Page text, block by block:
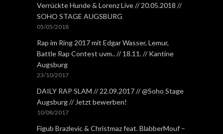
Verrückte Hunde & Lorenz Live // 20.05.2018 //
SOHO STAGE AUGSBURG
05/05/2018
Rap im Ring 2017 mit Edgar Wasser, Lemur,
Battle Rap Contest uvm.. // 18.11. // Kantine
Augsburg
23/10/2017
DAILY RAP SLAM // 22.09.2017 // @Soho Stage
Augsburg // Jetzt bewerben!
10/08/2017
Figub Brazlevic & Christmaz feat. BlabberMouf –